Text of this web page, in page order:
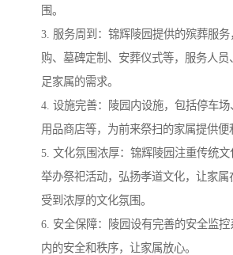
围。
3. 服务周到：锦辉陵园提供的殡葬服
购、墓碑定制、安葬仪式等，服务人员
足家属的需求。
4. 设施完善：陵园内设施，包括停车
用品商店等，为前来祭扫的家属提供便
5. 文化氛围浓厚：锦辉陵园注重传统
举办祭祀活动，弘扬孝道文化，让家属
受到浓厚的文化氛围。
6. 安全保障：陵园设有完善的安全监控
内的安全和秩序，让家属放心。